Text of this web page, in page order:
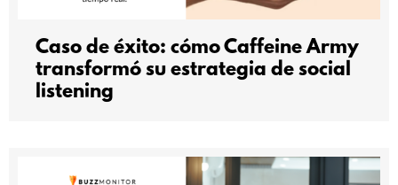
Caso de éxito: cómo Caffeine Army
transformó su estrategia de social
listening